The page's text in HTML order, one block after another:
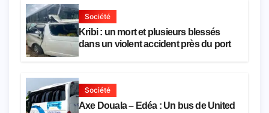
Société
Kribi : un mort et plusieurs blessés
dans un violent accident près du port
Société
Axe Douala – Edéa : Un bus de United